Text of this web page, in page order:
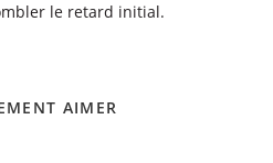
le retard initial.
AIMER